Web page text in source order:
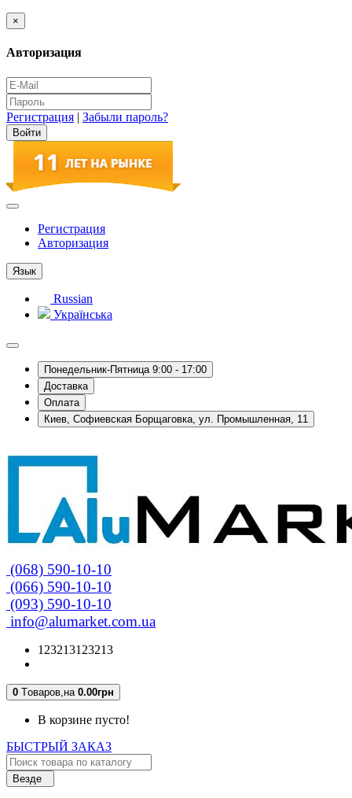
×
Авторизация
Регистрация | Забыли пароль?
Регистрация
Авторизация
Язык
Russian
Українська
Понедельник-Пятница 9:00 - 17:00
Доставка
Оплата
Киев, Софиевская Борщаговка, ул. Промышленная, 11
(068) 590-10-10
(066) 590-10-10
(093) 590-10-10
info@alumarket.com.ua
123213123213
0 Tоваров, на 0.00грн
В корзине пусто!
БЫСТРЫЙ ЗАКАЗ
Везде